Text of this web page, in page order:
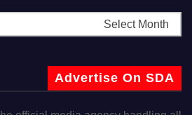
Advertise On SDA